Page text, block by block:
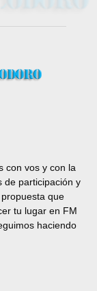
con vos y con la
de participación y
que
tu lugar en FM
haciendo